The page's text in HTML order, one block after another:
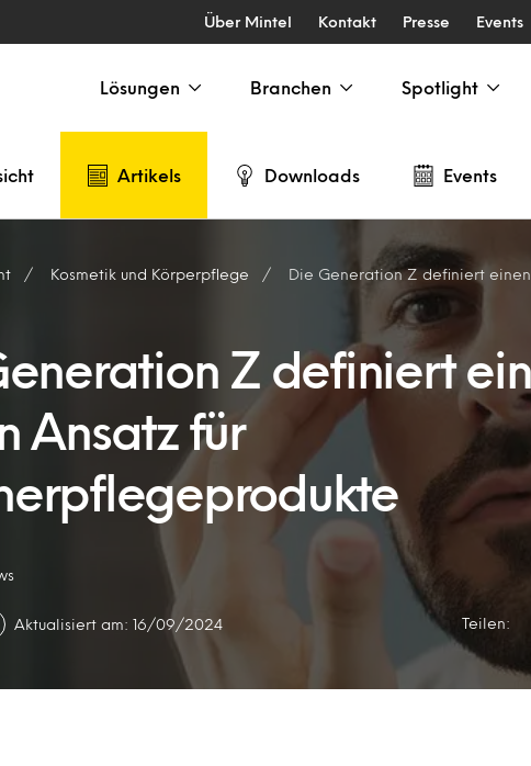
Über Mintel Kontakt Presse Events
Lösungen Branchen Spotlight
Artikels Downloads Events
Kosmetik und Körperpflege Die Generation Z definiert einen neuen
Z definiert
Ansatz für
Aktualisiert am: 16/09/2024 Teilen: